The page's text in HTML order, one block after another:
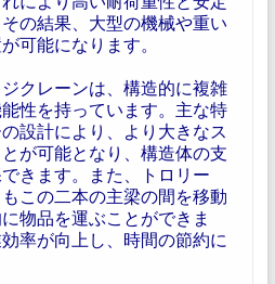
の結果、大型の機械や重い
可能になります。
クレーンは、構造的に複雑
性を持っています。主な特
設計により、より大きなス
が可能となり、構造体の支
きます。また、トロリー
もこの二本の主梁の間を移動
物品を運ぶことができま
率が向上し、時間の節約に